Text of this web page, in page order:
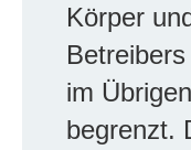
Körper
im
begrenzt.